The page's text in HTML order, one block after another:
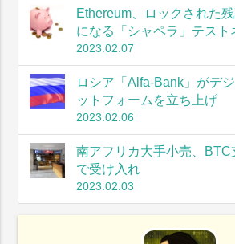
Ethereum、ロックされた
になる「シャペラ」テスト
2023.02.07
ロシア「Alfa-Bank」がデ
ットフォームを立ち上げ
2023.02.06
南アフリカ大手小売、BTC
で受け入れ
2023.02.03